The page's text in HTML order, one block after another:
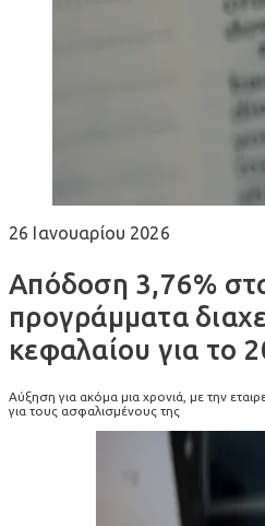
26 Ιανουαρίου 2026
Απόδοση 3,76%
προγράμματα
κεφαλαίου για το
Αύξηση για ακόμα μια χρονιά, με την
για τους ασφαλισμένους της